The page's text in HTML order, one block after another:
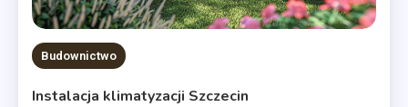
Budownictwo
Instalacja klimatyzacji Szczecin